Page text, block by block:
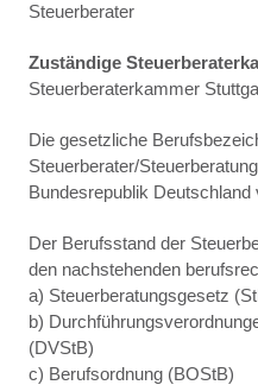
Steuerberater
Zuständige
Steuerberaterkammer
Die gesetzliche
Steuerberater/
Bundesrepublik Deutschland
Der Berufsstand der
den nachstehenden
a) Steuerberatungsgesetz
b)
(DVStB)
c) Berufsordnung (BOStB)